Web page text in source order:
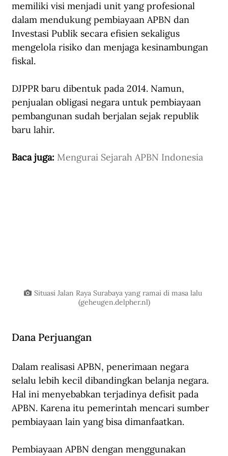
memiliki visi menjadi unit yang profesional
dalam mendukung pembiayaan APBN dan
Investasi Publik secara efisien sekaligus
mengelola risiko dan menjaga kesinambungan
fiskal.
DJPPR baru dibentuk pada 2014. Namun,
penjualan obligasi negara untuk pembiayaan
pembangunan sudah berjalan sejak republik
baru lahir.
Baca juga: Mengurai Sejarah APBN Indonesia
Situasi Jalan Raya Surabaya yang ramai di masa lalu
(geheugen.delpher.nl)
Dana Perjuangan
Dalam realisasi APBN, penerimaan negara
selalu lebih kecil dibandingkan belanja negara.
Hal ini menyebabkan terjadinya defisit pada
APBN. Karena itu pemerintah mencari sumber
pembiayaan lain yang bisa dimanfaatkan.
Pembiayaan APBN dengan menggunakan